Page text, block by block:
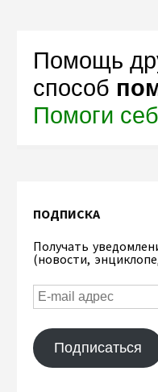
Помощь
способ
Помоги
ПОДПИСКА
Получать
(новости,
Подписаться